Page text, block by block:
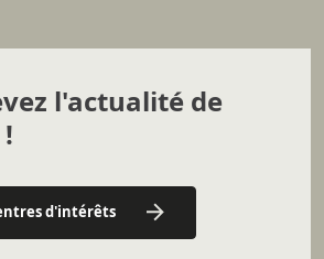
l'actualité de
d'intérêts